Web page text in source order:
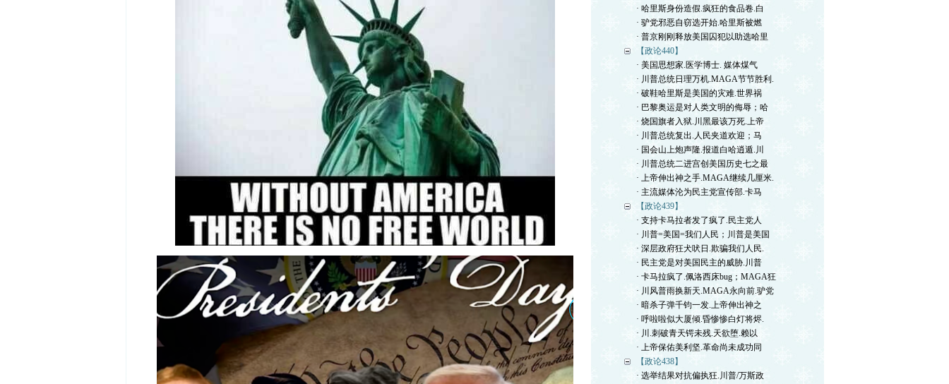
· 哈里斯身份造假.疯狂的食品卷.白
· 驴党邪恶自窃选开始.哈里斯被燃
· 普京刚刚释放美国囚犯以助选哈里
【政论440】
· 美国思想家.医学博士. 媒体煤气
· 川普总统日理万机.MAGA节节胜利.
· 破鞋哈里斯是美国的灾难.世界祸
· 巴黎奥运是对人类文明的侮辱；哈
· 烧国旗者入狱.川黑最该万死.上帝
· 川普总统复出.人民夹道欢迎；马
· 国会山上炮声隆.报道白哈逍遁.川
· 川普总统二进宫创美国历史七之最
· 上帝伸出神之手.MAGA继续几厘米.
· 主流媒体沦为民主党宣传部.卡马
【政论439】
· 支持卡马拉者发了疯了.民主党人
· 川普=美国=我们人民；川普是美国
· 深层政府狂犬吠日.欺骗我们人民.
· 民主党是对美国民主的威胁.川普
· 卡马拉疯了.佩洛西床bug；MAGA狂
· 川风普雨换新天.MAGA永向前.驴党
· 暗杀子弹千钧一发.上帝伸出神之
· 呼啦啦似大厦倾.昏惨惨白灯将烬.
· 川.刺破青天锷未残.天欲堕.赖以
· 上帝保佑美利坚.革命尚未成功同
【政论438】
· 选举结果对抗偏执狂.川普/万斯政